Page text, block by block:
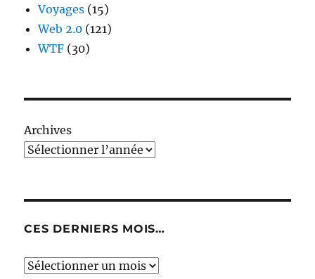
Voyages (15)
Web 2.0 (121)
WTF (30)
Archives
CES DERNIERS MOIS…
Ces